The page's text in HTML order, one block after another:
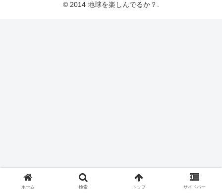
© 2014 地球を楽しんでるか？.
ホーム 検索 トップ サイドバー